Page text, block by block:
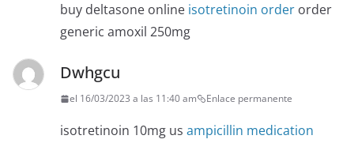
buy deltasone online isotretinoin order order
generic amoxil 250mg
Dwhgcu
el 16/03/2023 a las 11:40 am Enlace permanente
isotretinoin 10mg us ampicillin medication